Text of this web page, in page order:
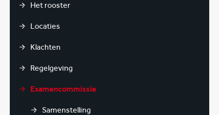
Het rooster
Locaties
Klachten
Regelgeving
Examencommissie
Samenstelling